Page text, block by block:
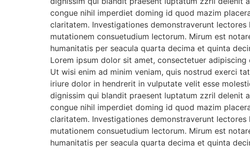
congue nihil imperdiet doming id quod mazim
claritatem. Investigationes demonstraverunt
mutationem consuetudium lectorum. Mirum est
humanitatis per seacula quarta decima et quinta
Lorem ipsum dolor sit amet, consectetuer
Ut wisi enim ad minim veniam, quis nostrud exerci
iriure dolor in hendrerit in vulputate velit esse
dignissim qui blandit praesent luptatum zzril delenit
congue nihil imperdiet doming id quod mazim
claritatem. Investigationes demonstraverunt
mutationem consuetudium lectorum. Mirum est
humanitatis per seacula quarta decima et quinta